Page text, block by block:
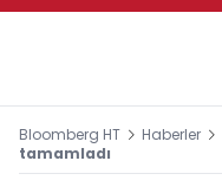
Bloomberg HT Haberler
tamamladı